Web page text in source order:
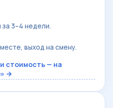
3–4 недели.
выход на смену.
стоимость — на
→